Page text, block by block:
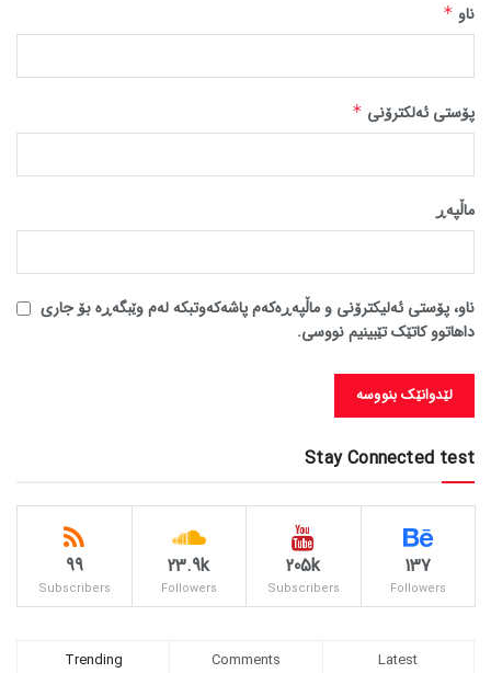
ناو *
پۆستی ئەلکترۆنی *
ماڵپه‌ڕ
ناو، پۆستی ئەلیکترۆنی و ماڵپەڕەکەم پاشەکەوتبکە لەم وێبگەڕە بۆ جاری
داهاتوو کاتێک تێبینیم نووسی.
Stay Connected test
137
Followers
205k
Subscribers
23.9k
Followers
99
Subscribers
Trending Comments Latest